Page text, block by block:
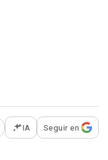
opciones para
IA Seguir en